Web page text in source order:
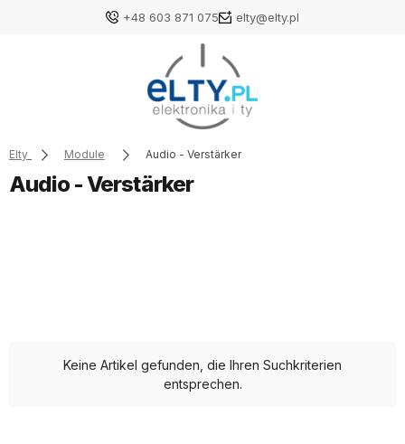
+48 603 871 075 elty@elty.pl
Elty Module Audio - Verstärker
Audio - Verstärker
Keine Artikel gefunden, die Ihren Suchkriterien
entsprechen.